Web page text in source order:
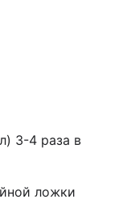
3-4 раза в
ложки